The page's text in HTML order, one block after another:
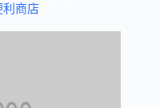
利商店